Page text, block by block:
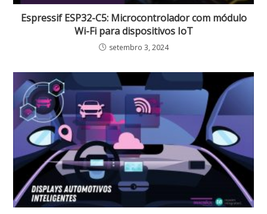
Espressif ESP32-C5: Microcontrolador com módulo
Wi-Fi para dispositivos IoT
setembro 3, 2024